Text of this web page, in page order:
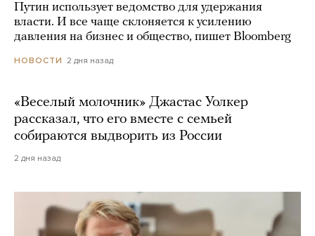
Путин использует ведомство для удержания
власти. И все чаще склоняется к усилению
давления на бизнес и общество, пишет Bloomberg
НОВОСТИ 2 дня назад
«Веселый молочник» Джастас Уолкер
рассказал, что его вместе с семьей
собираются выдворить из России
2 дня назад